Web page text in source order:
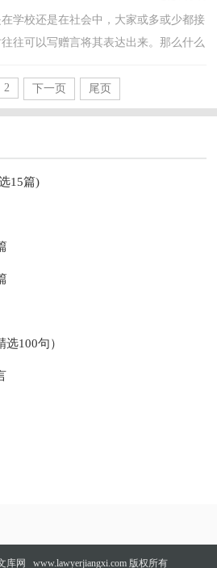
学校还是在社会中，大家或多或少都接
往可以写赠言将其表达出来。那么什么
2 下一页 尾页
15篇)
100句）
库网 www.lawyerjiangxi.com 版权所有